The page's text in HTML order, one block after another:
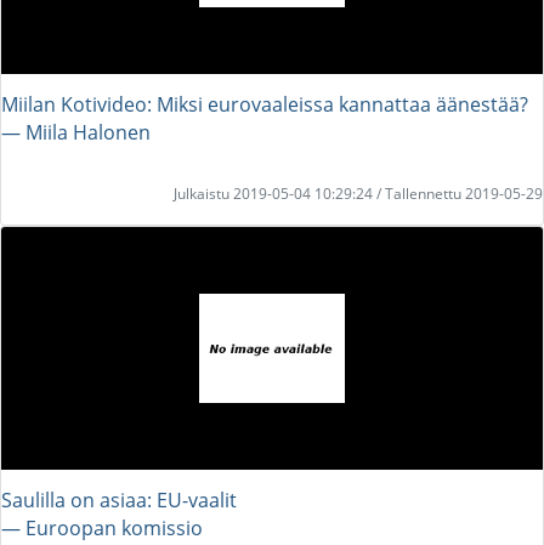
Miilan Kotivideo: Miksi eurovaaleissa kannattaa äänestää?
― Miila Halonen
Julkaistu 2019-05-04 10:29:24 / Tallennettu 2019-05-29
Saulilla on asiaa: EU-vaalit
― Euroopan komissio